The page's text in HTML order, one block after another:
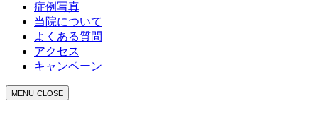
症例写真
当院について
よくある質問
アクセス
キャンペーン
MENU CLOSE